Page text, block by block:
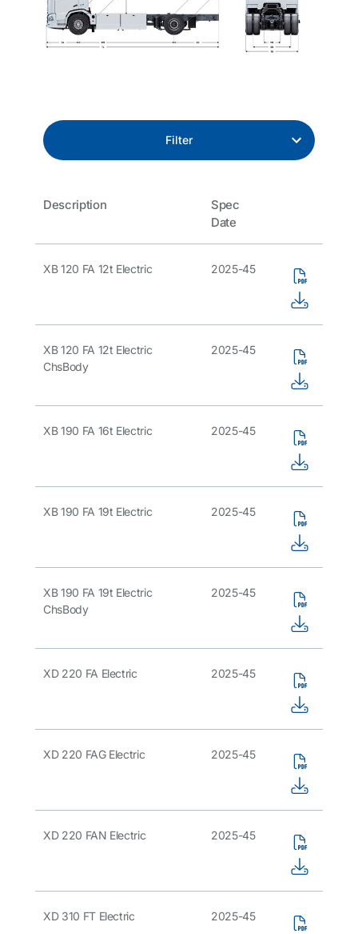
Filter
Description
Spec
Date
XB 120 FA 12t Electric 2025-45
XB 120 FA 12t Electric
ChsBody
2025-45
XB 190 FA 16t Electric 2025-45
XB 190 FA 19t Electric 2025-45
XB 190 FA 19t Electric
ChsBody
2025-45
XD 220 FA Electric 2025-45
XD 220 FAG Electric 2025-45
XD 220 FAN Electric 2025-45
XD 310 FT Electric 2025-45